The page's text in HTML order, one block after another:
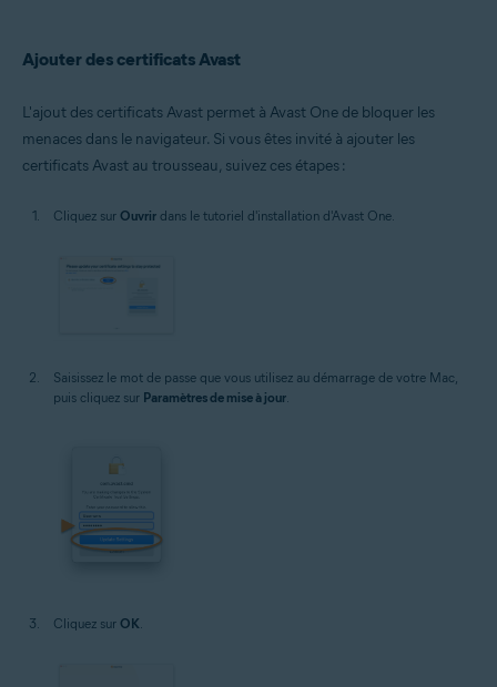
Ajouter des certificats Avast
L'ajout des certificats Avast permet à Avast One de bloquer les
menaces dans le navigateur. Si vous êtes invité à ajouter les
certificats Avast au trousseau, suivez ces étapes :
Cliquez sur Ouvrir dans le tutoriel d'installation d'Avast One.
Saisissez le mot de passe que vous utilisez au démarrage de votre Mac,
puis cliquez sur Paramètres de mise à jour
Cliquez sur OK